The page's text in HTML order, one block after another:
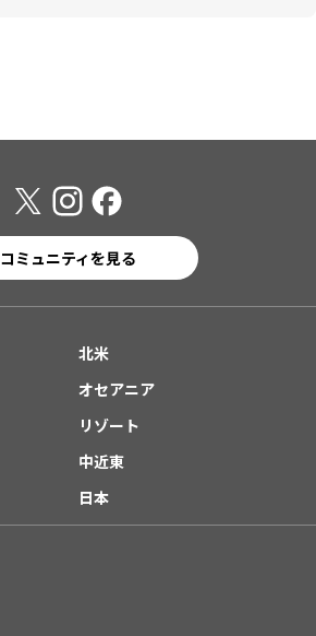
コミュニティを見る
北米
オセアニア
リゾート
中近東
日本